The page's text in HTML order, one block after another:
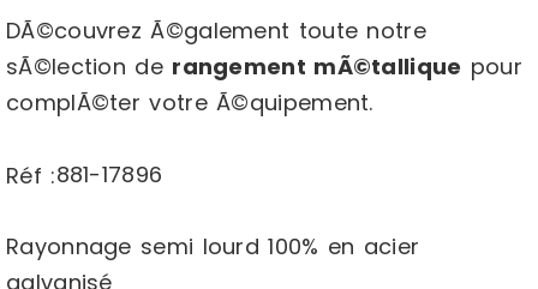
DÃ©couvrez Ã©galement toute notre
sÃ©lection de rangement mÃ©tallique pour
complÃ©ter votre Ã©quipement.
Réf :881-17896
Rayonnage semi lourd 100% en acier
galvanisé